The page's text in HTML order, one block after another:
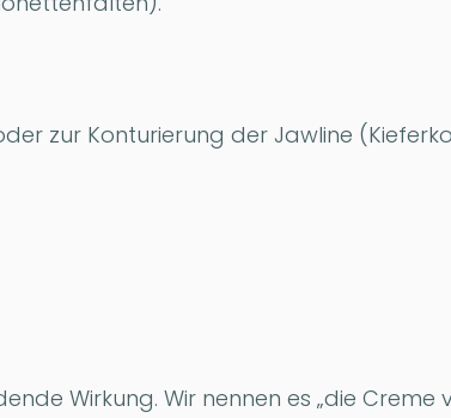
zur Konturierung der Jawline
Wirkung. Wir nennen es „die Creme